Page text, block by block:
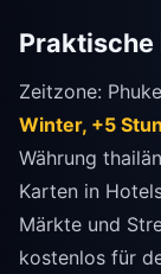
Zeitzone:
Winter, +5
Währung
Karten in
Märkte und
kostenlos für